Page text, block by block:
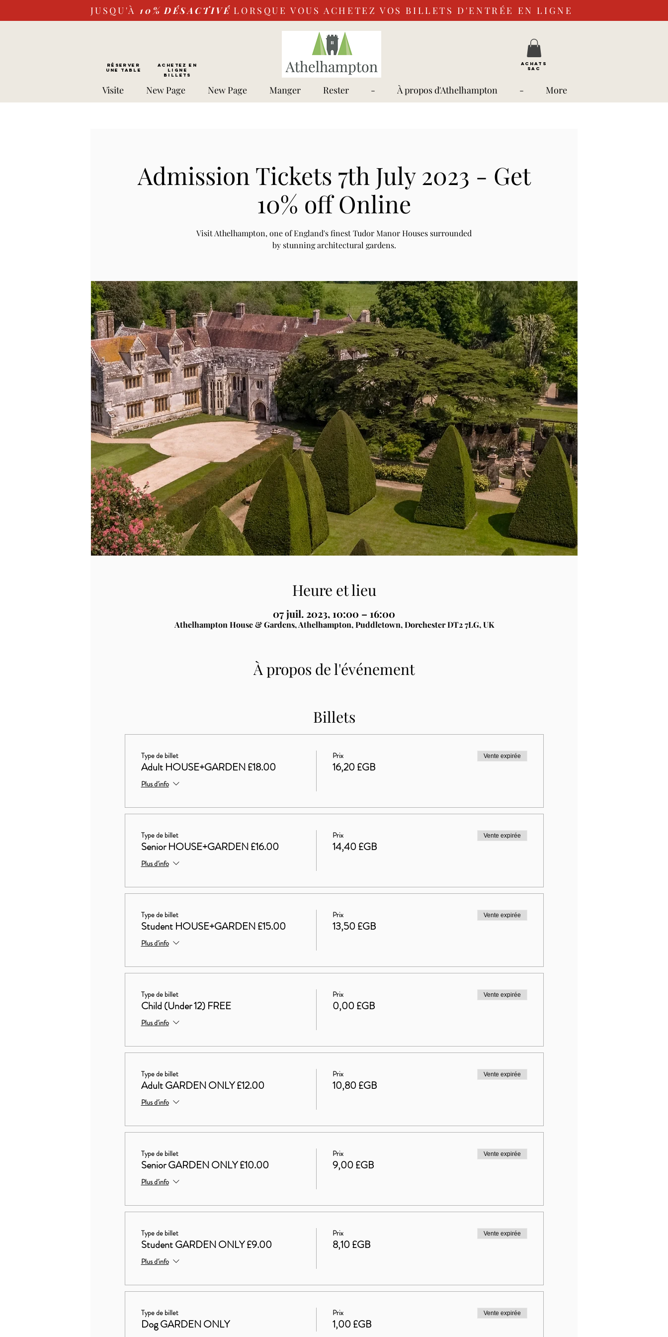
JUSQU'À 10% DÉSACTIVÉ LORSQUE VOUS ACHETEZ VOS BILLETS D'ENTRÉE EN LIGNE
RÉSERVER
UNE TABLE
Achetez EN
LIGNE
Billets
ACHATS
SAC
Visite New Page New Page Manger Rester - À propos d'Athelhampton - More
Admission Tickets 7th July 2023 - Get
10% off Online
Visit Athelhampton, one of England's finest Tudor Manor Houses surrounded
by stunning architectural gardens.
Heure et lieu
07 juil. 2023, 10:00 – 16:00
Athelhampton House & Gardens, Athelhampton, Puddletown, Dorchester DT2 7LG, UK
À propos de l'événement
Billets
Type de billet
Adult HOUSE+GARDEN £18.00
Plus d'info
Prix
16,20 £GB
Vente expirée
Type de billet
Senior HOUSE+GARDEN £16.00
Plus d'info
Prix
14,40 £GB
Vente expirée
Type de billet
Student HOUSE+GARDEN £15.00
Plus d'info
Prix
13,50 £GB
Vente expirée
Type de billet
Child (Under 12) FREE
Plus d'info
Prix
0,00 £GB
Vente expirée
Type de billet
Adult GARDEN ONLY £12.00
Plus d'info
Prix
10,80 £GB
Vente expirée
Type de billet
Senior GARDEN ONLY £10.00
Plus d'info
Prix
9,00 £GB
Vente expirée
Type de billet
Student GARDEN ONLY £9.00
Plus d'info
Prix
8,10 £GB
Vente expirée
Type de billet
Dog GARDEN ONLY
Prix
1,00 £GB
Vente expirée